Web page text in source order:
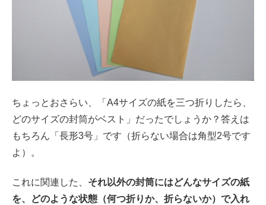
ちょっとおさらい、「A4サイズの紙を三つ折りしたら、
どのサイズの封筒がベスト」だったでしょうか？答えは
もちろん「長形3号」です（折らない場合は角型2号です
よ）。
これに関連した、 それ以外の封筒にはどんなサイズの紙
を、どのような状態（何つ折りか、折らないか）で入れ